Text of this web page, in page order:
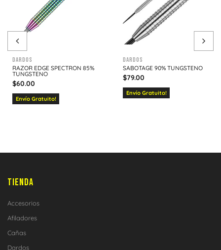
Dardos
RAZOR EDGE SPECTRON 85%
TUNGSTENO
$60.00
Envío Gratuito!
Dardos
SABOTAGE 90% TUNGSTENO
$79.00
Envío Gratuito!
TIENDA
Accesorios
Afiladores
Cañas
Dardos